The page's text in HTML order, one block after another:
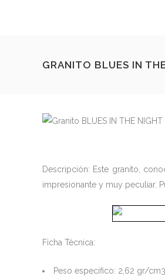
GRANITO BLUES IN
Descripción: Este granito,
impresionante y muy peculiar.
Ficha Técnica:
Peso específico: 2,62 gr/cm3